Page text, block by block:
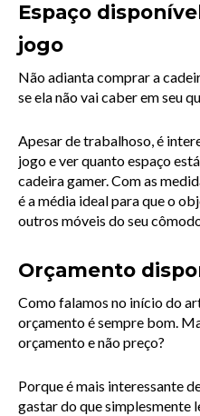
Espaço
jogo
Não adianta comprar a
se ela não vai caber em seu
Apesar de trabalhoso, é
jogo e ver quanto espaço
cadeira gamer. Com as
é a média ideal para que o
outros móveis do seu
Orçamento
Como falamos no início do
orçamento é sempre bom.
orçamento e não preço?
Porque é mais interessante
gastar do que simplesmente